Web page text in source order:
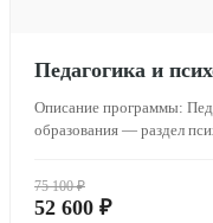
Педагогика и
Описание программы:
образования — раздел
75 100 ₽
52 600 ₽